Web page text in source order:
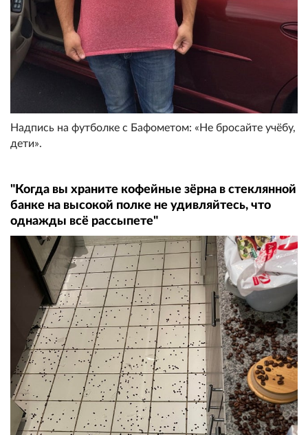
Надпись на футболке с Бафометом: «Не бросайте учёбу,
дети».
"Когда вы храните кофейные зёрна в стеклянной
банке на высокой полке не удивляйтесь, что
однажды всё рассыпете"